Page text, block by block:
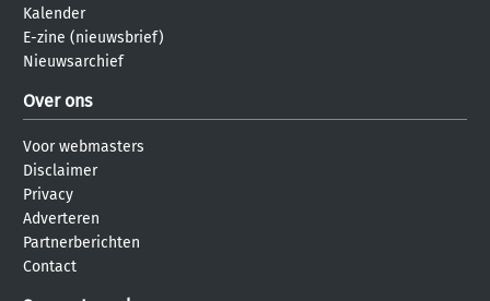
Kalender
E-zine (nieuwsbrief)
Nieuwsarchief
Over ons
Voor webmasters
Disclaimer
Privacy
Adverteren
Partnerberichten
Contact